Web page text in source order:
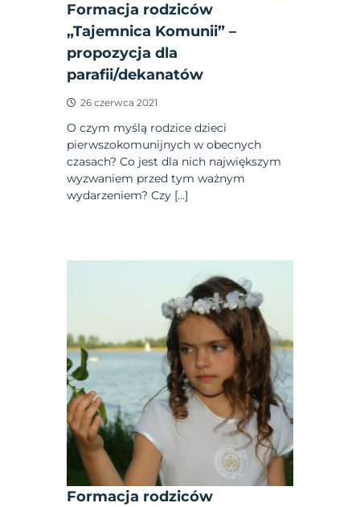
Formacja rodziców
„Tajemnica Komunii” –
propozycja dla
parafii/dekanatów
26 czerwca 2021
O czym myślą rodzice dzieci
pierwszokomunijnych w obecnych
czasach? Co jest dla nich największym
wyzwaniem przed tym ważnym
wydarzeniem? Czy […]
Formacja rodziców